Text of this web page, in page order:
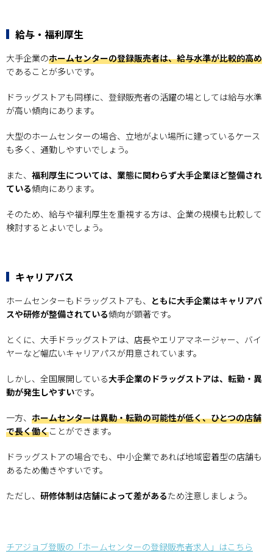
給与・福利厚生
大手企業のホームセンターの登録販売者は、給与水準が比較的高め
であることが多いです。
ドラッグストアも同様に、登録販売者の活躍の場としては給与水準
が高い傾向にあります。
大型のホームセンターの場合、立地がよい場所に建っているケース
も多く、通勤しやすいでしょう。
また、 福利厚生については、業態に関わらず大手企業ほど整備され
ている傾向にあります。
そのため、給与や福利厚生を重視する方は、企業の規模も比較して
検討するとよいでしょう。
キャリアパス
ホームセンターもドラッグストアも、 ともに大手企業はキャリアパ
スや研修が整備されている傾向が顕著です。
とくに、大手ドラッグストアは、店長やエリアマネージャー、バイ
ヤーなど幅広いキャリアパスが用意されています。
しかし、全国展開している大手企業のドラッグストアは、転勤・異
動が発生しやすいです。
一方、 ホームセンターは異動・転勤の可能性が低く、ひとつの店舗
で長く働くことができます。
ドラッグストアの場合でも、中小企業であれば地域密着型の店舗も
あるため働きやすいです。
ただし、 研修体制は店舗によって差があるため注意しましょう。
チアジョブ登販の「ホームセンターの登録販売者求人」はこちら